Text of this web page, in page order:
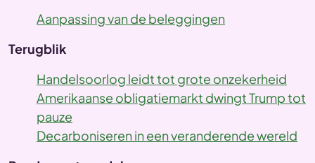
Aanpassing van de beleggingen
Terugblik
Handelsoorlog leidt tot grote onzekerheid
Amerikaanse obligatiemarkt dwingt Trump tot
pauze
Decarboniseren in een veranderende wereld